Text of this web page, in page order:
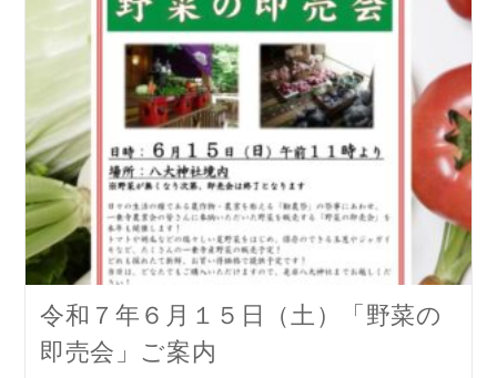
令和７年６月１５日（土）「野菜の
即売会」ご案内